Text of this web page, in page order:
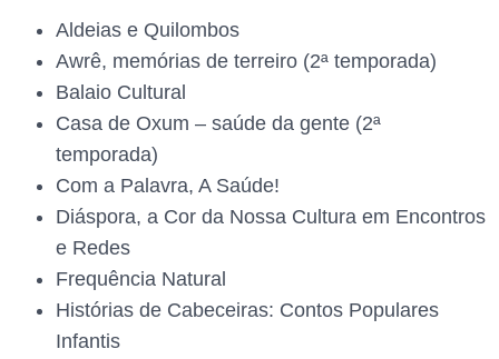
Aldeias e Quilombos
Awrê, memórias de terreiro (2ª temporada)
Balaio Cultural
Casa de Oxum – saúde da gente (2ª
temporada)
Com a Palavra, A Saúde!
Diáspora, a Cor da Nossa Cultura em Encontros
e Redes
Frequência Natural
Histórias de Cabeceiras: Contos Populares
Infantis